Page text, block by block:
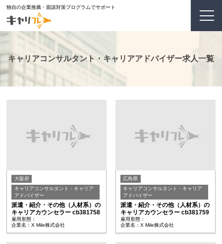
独自の企業推薦・面談対策プログラムでサポート
キャリアコンサルタント・キャリアアドバイザー求人一覧
大阪府
キャリアコンサルタント・キャリア
アドバイザー
派遣・紹介・その他（人材系）の
キャリアカウンセラー cb381758
雇用形態：
企業名：X Mile株式会社
広島県
キャリアコンサルタント・キャリア
アドバイザー
派遣・紹介・その他（人材系）の
キャリアカウンセラー cb381759
雇用形態：
企業名：X Mile株式会社